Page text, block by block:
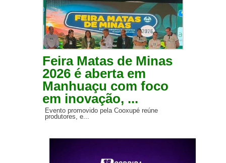
Feira Matas de Minas
2026 é aberta em
Manhuaçu com foco
em inovação, ...
Evento promovido pela Cooxupé reúne
produtores, e...